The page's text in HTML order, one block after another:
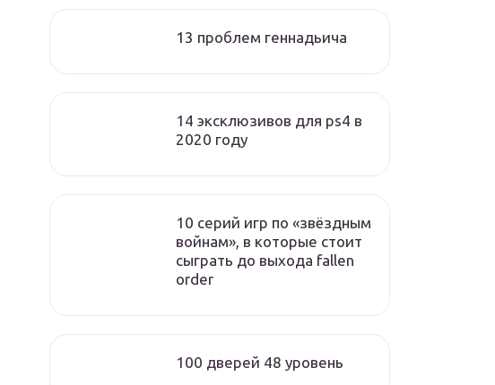
13 проблем геннадьича
14 эксклюзивов для ps4 в
2020 году
10 серий игр по «звёздным
войнам», в которые стоит
сыграть до выхода fallen
order
100 дверей 48 уровень